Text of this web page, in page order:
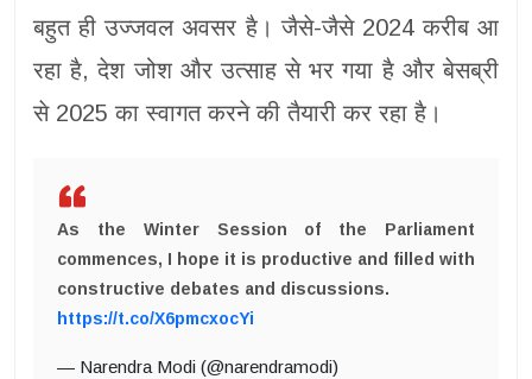
बहुत ही उज्जवल अवसर है। जैसे-जैसे 2024 करीब आ
रहा है, देश जोश और उत्साह से भर गया है और बेसब्री
से 2025 का स्वागत करने की तैयारी कर रहा है।
As the Winter Session of the Parliament
commences, I hope it is productive and filled with
constructive debates and discussions.
https://t.co/X6pmcxocYi
— Narendra Modi (@narendramodi)